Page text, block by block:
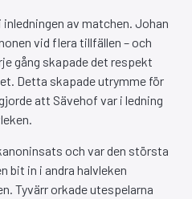
av matchen. Johan
vid flera tillfällen – och
gång skapade det respekt
Detta skapade utrymme för
att Sävehof var i ledning
och var den största
bit in i andra halvleken
Tyvärr orkade utespelarna